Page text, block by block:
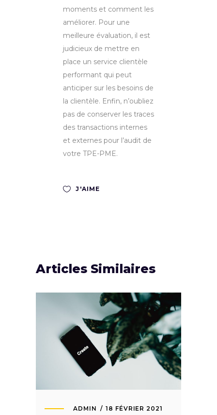
moments et comment les
améliorer. Pour une
meilleure évaluation, il est
judicieux de mettre en
place un service clientèle
performant qui peut
anticiper sur les besoins de
la clientèle. Enfin, n’oubliez
pas de conserver les traces
des transactions internes
et externes pour l’audit de
votre TPE-PME.
J'AIME
Articles Similaires
ADMIN 18 FÉVRIER 2021